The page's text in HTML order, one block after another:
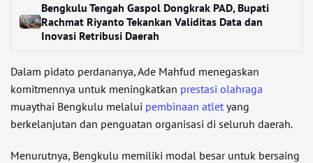
Bengkulu Tengah Gaspol Dongkrak PAD, Bupati
Rachmat Riyanto Tekankan Validitas Data dan
Inovasi Retribusi Daerah
Dalam pidato perdananya, Ade Mahfud menegaskan
komitmennya untuk meningkatkan prestasi olahraga
muaythai Bengkulu melalui pembinaan atlet yang
berkelanjutan dan penguatan organisasi di seluruh daerah.
Menurutnya, Bengkulu memiliki modal besar untuk bersaing